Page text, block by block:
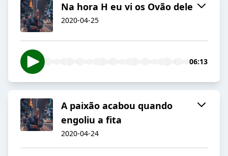
Na hora H eu vi os Ovão dele
2020-04-25
06:13
A paixão acabou quando
engoliu a fita
2020-04-24